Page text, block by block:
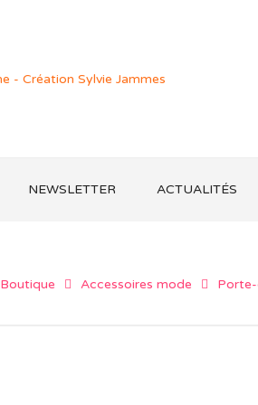
NEWSLETTER ACTUALITÉS
Boutique Accessoires mode